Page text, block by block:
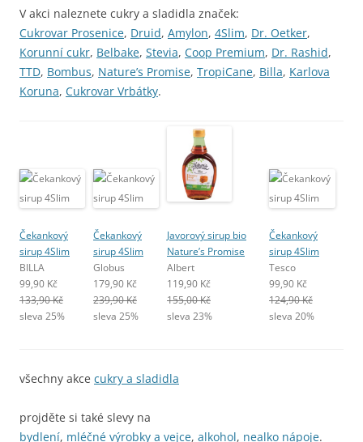
V akci naleznete cukry a sladidla značek:
Cukrovar Prosenice, Druid, Amylon, 4Slim, Dr. Oetker,
Korunní cukr, Belbake, Stevia, Coop Premium, Dr. Rashid,
TTD, Bombus, Nature’s Promise, TropiCane, Billa, Karlova
Koruna, Cukrovar Vrbátky.
Čekankový
sirup 4Slim
BILLA
99,90 Kč
133,90 Kč
sleva 25%
Čekankový
sirup 4Slim
Globus
179,90 Kč
239,90 Kč
sleva 25%
Javorový sirup bio
Nature’s Promise
Albert
119,90 Kč
155,00 Kč
sleva 23%
Čekankový
sirup 4Slim
Tesco
99,90 Kč
124,90 Kč
sleva 20%
všechny akce cukry a sladidla
projděte si také slevy na
bydlení, mléčné výrobky a vejce, alkohol, nealko nápoje.